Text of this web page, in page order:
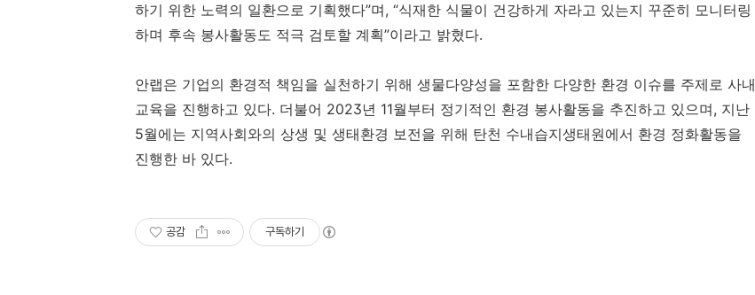
하기 위한 노력의 일환으로 기획했다”며, “식재한 식물이 건강하게 자라고 있는지 꾸준히 모니터링
하며 후속 봉사활동도 적극 검토할 계획”이라고 밝혔다.
안랩은 기업의 환경적 책임을 실천하기 위해 생물다양성을 포함한 다양한 환경 이슈를 주제로 사내
교육을 진행하고 있다. 더불어 2023년 11월부터 정기적인 환경 봉사활동을 추진하고 있으며, 지난
5월에는 지역사회와의 상생 및 생태환경 보전을 위해 탄천 수내습지생태원에서 환경 정화활동을
진행한 바 있다.
공감 구독하기